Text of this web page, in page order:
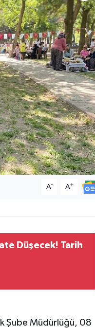
A- A+
Düşecek! Tarih
Şube Müdürlüğü, 08